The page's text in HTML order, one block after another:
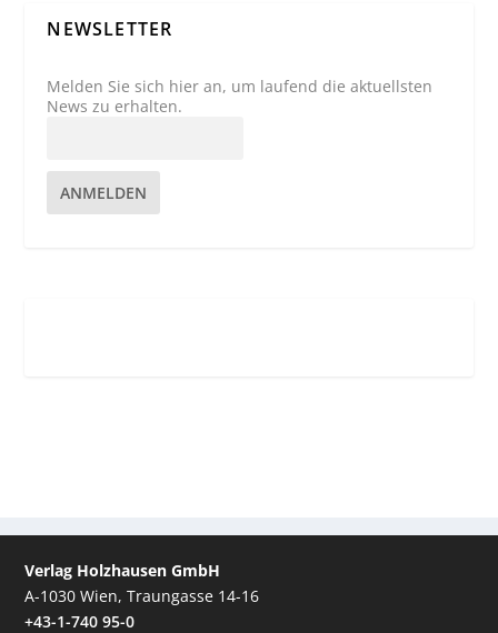
NEWSLETTER
Melden Sie sich hier an, um laufend die aktuellsten
News zu erhalten.
ANMELDEN
Verlag Holzhausen GmbH
A-1030 Wien, Traungasse 14-16
+43-1-740 95-0